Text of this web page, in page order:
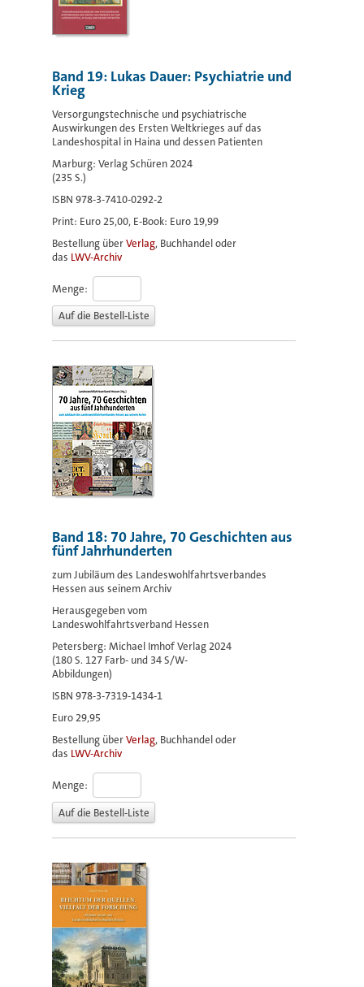
Band 19: Lukas Dauer: Psychiatrie und
Krieg
Versorgungstechnische und psychiatrische
Auswirkungen des Ersten Weltkrieges auf das
Landeshospital in Haina und dessen Patienten
Marburg: Verlag Schüren 2024
(235 S.)
ISBN 978-3-7410-0292-2
Print: Euro 25,00, E-Book: Euro 19,99
Bestellung überVerlag, Buchhandel oder
das LWV-Archiv
Menge:
Band 18: 70 Jahre, 70 Geschichten aus
fünf Jahrhunderten
zum Jubiläum des Landeswohlfahrtsverbandes
Hessen aus seinem Archiv
Herausgegeben vom
Landeswohlfahrtsverband Hessen
Petersberg: Michael Imhof Verlag 2024
(180 S. 127 Farb- und 34 S/W-
Abbildungen)
ISBN 978-3-7319-1434-1
Euro 29,95
Bestellung überVerlag, Buchhandel oder
das LWV-Archiv
Menge: